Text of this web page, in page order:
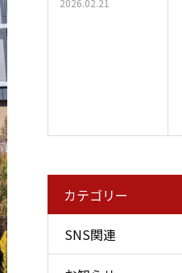
2026.02.21
カテゴリー
SNS関連